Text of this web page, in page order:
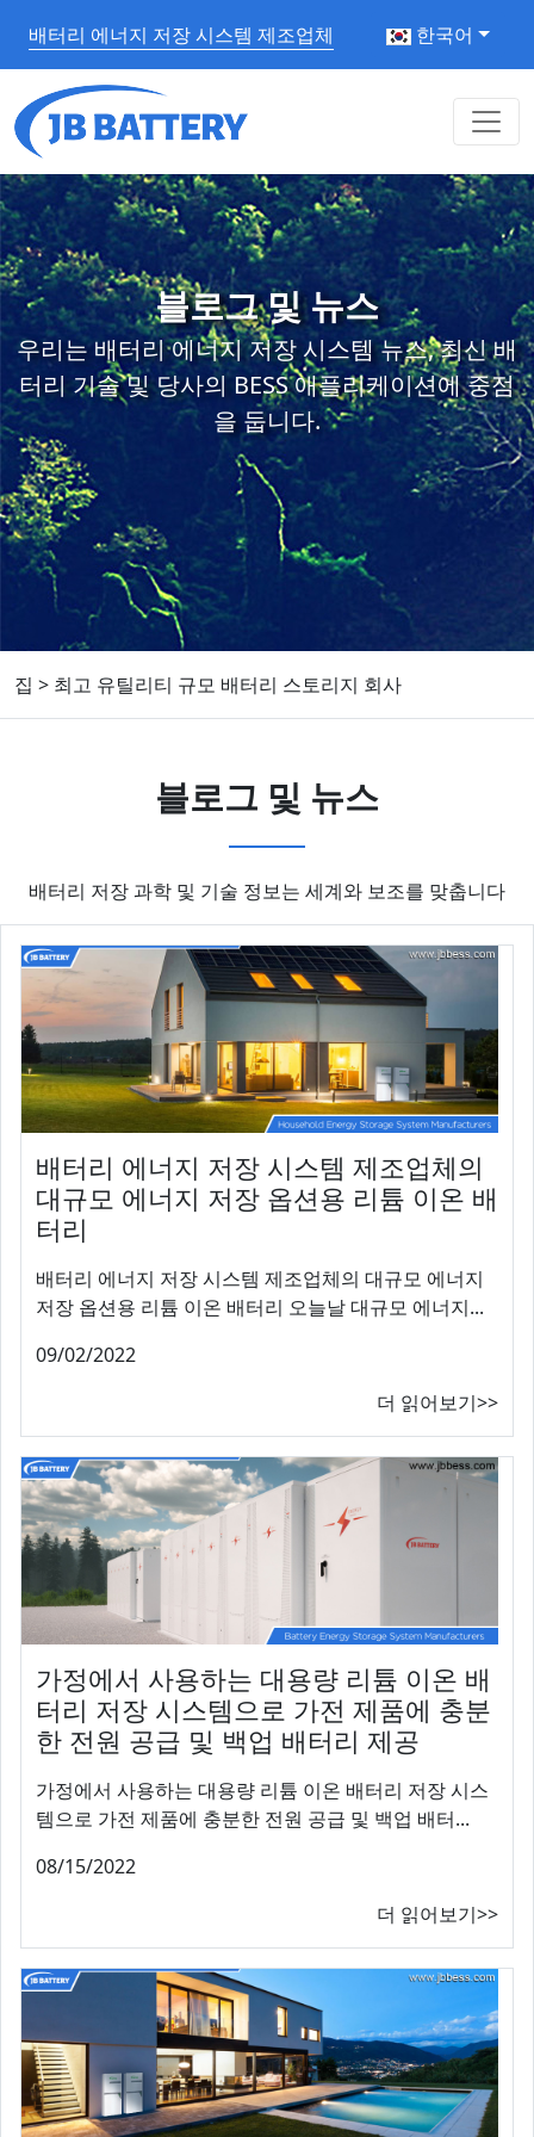
배터리 에너지 저장 시스템 제조업체 한국어
블로그 및 뉴스
우리는 배터리 에너지 저장 시스템 뉴스, 최신 배
터리 기술 및 당사의 BESS 애플리케이션에 중점
을 둡니다.
집 > 최고 유틸리티 규모 배터리 스토리지 회사
블로그 및 뉴스
배터리 저장 과학 및 기술 정보는 세계와 보조를 맞춥니다
배터리 에너지 저장 시스템 제조업체의
대규모 에너지 저장 옵션용 리튬 이온 배
터리
배터리 에너지 저장 시스템 제조업체의 대규모 에너지
저장 옵션용 리튬 이온 배터리 오늘날 대규모 에너지...
09/02/2022
더 읽어보기>>
가정에서 사용하는 대용량 리튬 이온 배
터리 저장 시스템으로 가전 제품에 충분
한 전원 공급 및 백업 배터리 제공
가정에서 사용하는 대용량 리튬 이온 배터리 저장 시스
템으로 가전 제품에 충분한 전원 공급 및 백업 배터...
08/15/2022
더 읽어보기>>